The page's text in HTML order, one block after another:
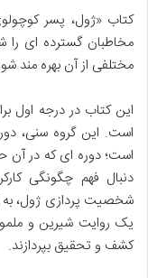
کتاب «ژول، پسر
مخاطبان گسترده ای را
مختلفی از آن بهره مند
این کتاب در درجه اول
است. این گروه سنی،
است؛ دوره ای که در
دنبال فهم چگونگی
شخصیت پردازی ژول، به
یک روایت شیرین و
کشف و تحقیق بپردازند.